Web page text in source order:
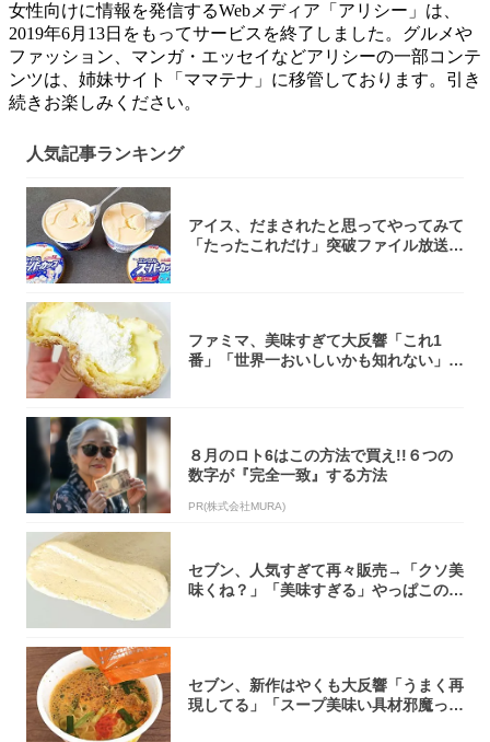
女性向けに情報を発信するWebメディア「アリシー」は、
2019年6月13日をもってサービスを終了しました。グルメや
ファッション、マンガ・エッセイなどアリシーの一部コンテ
ンツは、姉妹サイト「ママテナ」に移管しております。引き
続きお楽しみください。
人気記事ランキング
アイス、だまされたと思ってやってみて
「たったこれだけ」突破ファイル放送で
ファミマ、美味すぎて大反響「これ1
番」「世界一おいしいかも知れない」
８月のロト6はこの方法で買え!!６つの
数字が『完全一致』する方法
PR(株式会社MURA)
セブン、人気すぎて再々販売→「クソ美
味くね？」「美味すぎる」やっぱこのク
セブン、新作はやくも大反響「うまく再
現してる」「スープ美味い具材邪魔って